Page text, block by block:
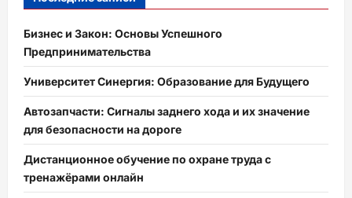
Бизнес и Закон: Основы Успешного
Предпринимательства
Университет Синергия: Образование для Будущего
Автозапчасти: Сигналы заднего хода и их значение
для безопасности на дороге
Дистанционное обучение по охране труда с
тренажёрами онлайн